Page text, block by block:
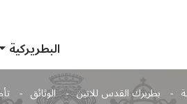
البطريركية
بطريرك القدس للاتين الوثائق